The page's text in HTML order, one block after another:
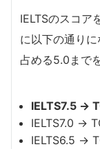
IELTSのスコア
に以下の通り
占める5.0まで
IELTS7.5 →
IELTS7.0 →
IELTS6.5 →